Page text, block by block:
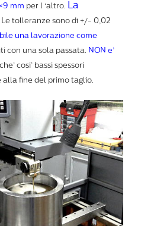
mm per l ‘altro. La
Le tolleranze sono di +/- 0,02
una lavorazione come
con una sola passata. NON e’
cosi’ bassi spessori
fine del primo taglio.